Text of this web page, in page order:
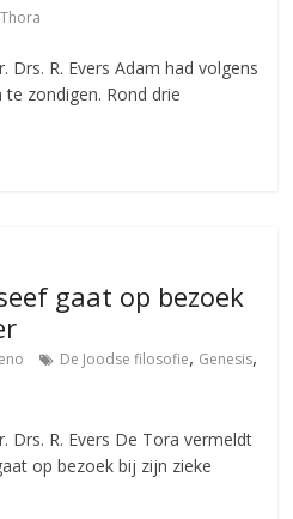
Thora
Drs. R. Evers Adam had volgens
zondigen. Rond drie
gaat op bezoek
De Joodse filosofie, Genesis,
Drs. R. Evers De Tora vermeldt
op bezoek bij zijn zieke